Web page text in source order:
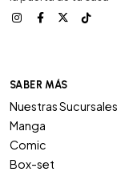
SABER MÁS
Nuestras Sucursales
Manga
Comic
Box-set